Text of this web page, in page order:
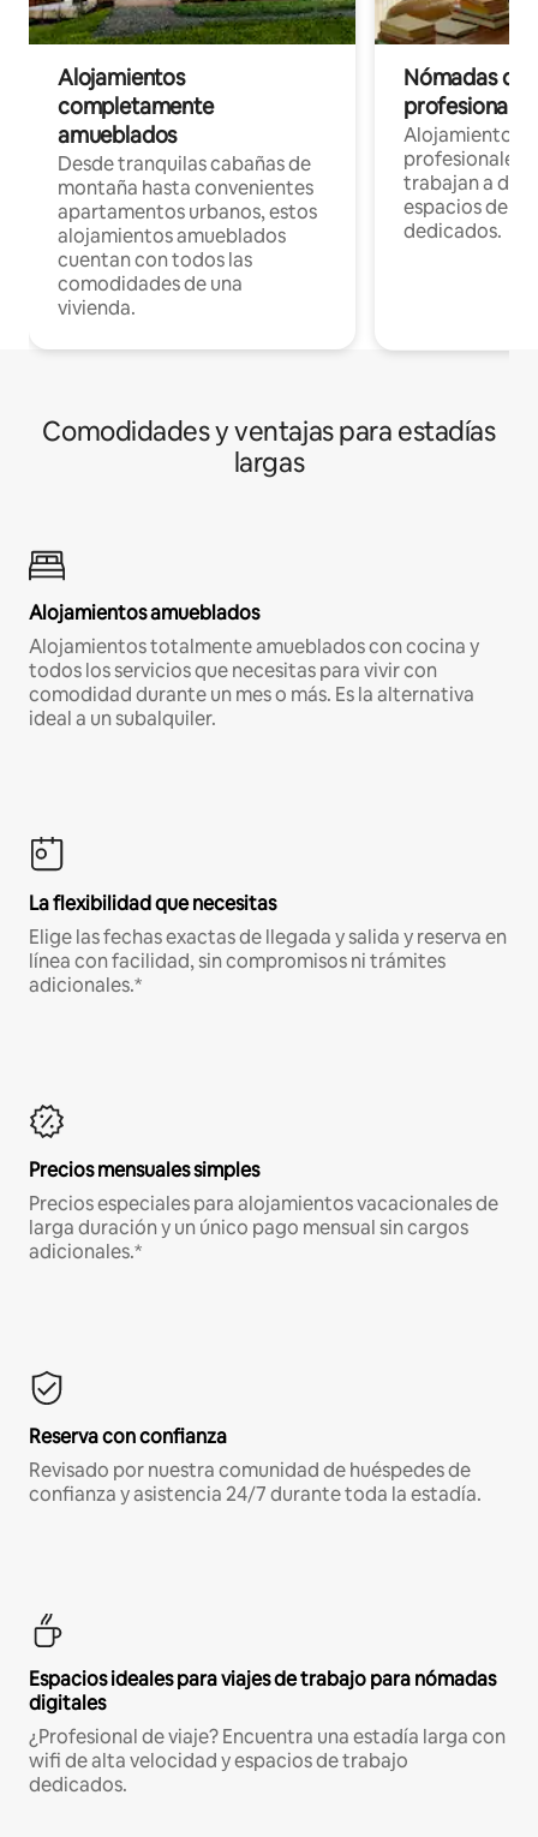
Alojamientos
completamente
amueblados
Desde tranquilas cabañas de
montaña hasta convenientes
apartamentos urbanos, estos
alojamientos amueblados
cuentan con todos las
comodidades de una
vivienda.
Nómadas
Alojamientos
profesionales
trabajan a
espacios de
dedicados.
Comodidades y ventajas para estadías
largas
Alojamientos amueblados
Alojamientos totalmente amueblados con cocina y
todos los servicios que necesitas para vivir con
comodidad durante un mes o más. Es la alternativa
ideal a un subalquiler.
La flexibilidad que necesitas
Elige las fechas exactas de llegada y salida y reserva en
línea con facilidad, sin compromisos ni trámites
adicionales.*
Precios mensuales simples
Precios especiales para alojamientos vacacionales de
larga duración y un único pago mensual sin cargos
adicionales.*
Reserva con confianza
Revisado por nuestra comunidad de huéspedes de
confianza y asistencia 24/7 durante toda la estadía.
Espacios ideales para viajes de trabajo para nómadas
digitales
¿Profesional de viaje? Encuentra una estadía larga con
wifi de alta velocidad y espacios de trabajo
dedicados.